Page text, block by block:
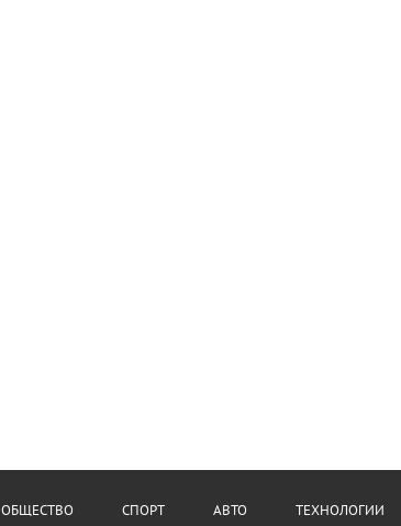
ОБЩЕСТВО СПОРТ АВТО ТЕХНОЛОГИИ